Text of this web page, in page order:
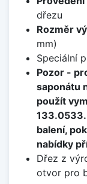
dřezu
Rozměr
mm)
Speciální
Pozor -
saponátu
použít
balení,
nabídky
Dřez z
otvor pro